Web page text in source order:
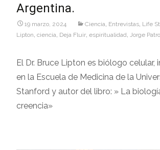
Argentina.
19 marzo, 2024 Ciencia, Entrevistas, Life
Lipton, ciencia, Deja Fluir, espiritualidad, Jorge
El Dr. Bruce Lipton es biólogo celular,
en la Escuela de Medicina de la
Stanford y autor del libro: » La
creencia»